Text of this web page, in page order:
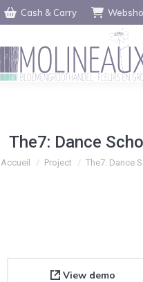
Cash & Carry
The7: Dance
Vous êtes ici :
Accueil Project The7: Dance
View demo